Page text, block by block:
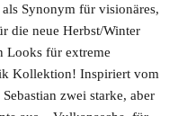
Synonym für visionäres,
die neue Herbst/Winter
Looks für extreme
Kollektion! Inspiriert vom
zwei starke, aber